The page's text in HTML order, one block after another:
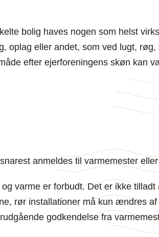
bolig haves nogen som helst
oplag eller andet, som ved lugt,
efter ejerforeningens skøn kan
anmeldes til varmemester
varme er forbudt. Det er ikke tilladt
rør installationer må kun ændres
godkendelse fra